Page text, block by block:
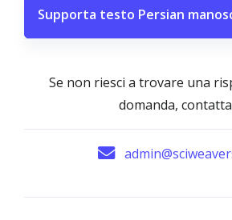
Supporta testo Persian
Se non riesci a trovare una
domanda,